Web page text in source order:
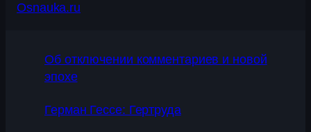
Osnauka.ru
Об отключении комментариев и новой
эпохе
Герман Гессе: Гертруда